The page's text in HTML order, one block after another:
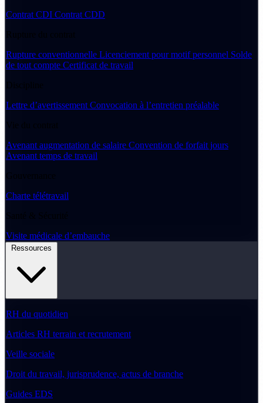
Contrat CDI Contrat CDD
Rupture du contrat
Rupture conventionnelle Licenciement pour motif personnel Solde
de tout compte Certificat de travail
Discipline
Lettre d’avertissement Convocation à l’entretien préalable
Vie du contrat
Avenant augmentation de salaire Convention de forfait jours
Avenant temps de travail
Gouvernance
Charte télétravail
Santé & Sécurité
Visite médicale d’embauche
RH du quotidien
Articles RH terrain et recrutement
Veille sociale
Droit du travail, jurisprudence, actus de branche
Guides EDS